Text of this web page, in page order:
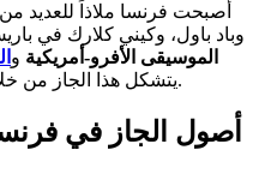
أصبحت فرنسا ملاذاً للعديد
وباد باول، وكيني كلارك في
الموسيقى الأفرو-أمريكية و
يتشكل هذا الجاز من خلال وسطاء شغوفين وأماكن رمزية.
أصول الجاز في